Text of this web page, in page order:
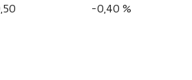
-0,40 %